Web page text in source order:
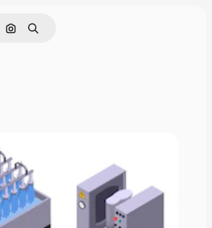
Buscar por imagen
Buscar